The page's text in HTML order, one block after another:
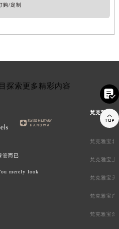
购/定制
探索更多精彩内容
管而已
merely look
梵克雅宝中
梵克雅宝北
梵克雅宝上
梵克雅宝天
梵克雅宝广
梵克雅宝深

